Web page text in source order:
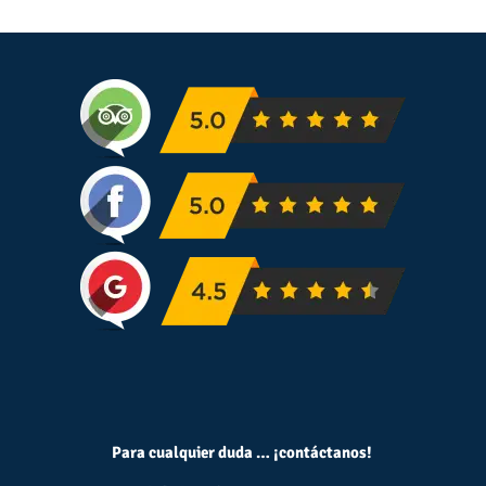
Para cualquier duda … ¡contáctanos!